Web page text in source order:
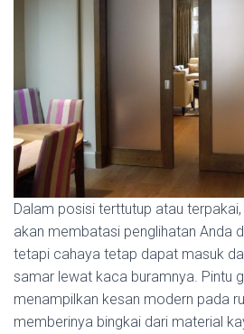
Dalam posisi terttutup atau
akan membatasi penglihatan Anda
tetapi cahaya tetap dapat masuk
samar lewat kaca buramnya. Pintu
menampilkan kesan modern pada
memberinya bingkai dari material